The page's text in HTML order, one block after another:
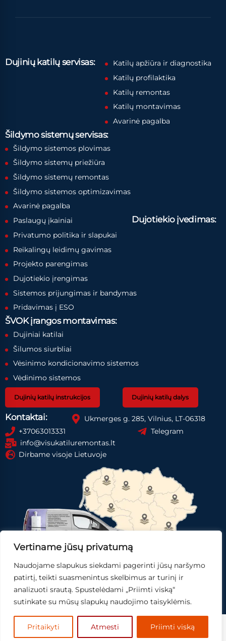
Vertiname jūsų privatumą
Naudojame slapukus siekdami pagerinti jūsų naršymo
patirtį, teikti suasmenintus skelbimus ar turinį ir
analizuoti srautą. Spustelėdami „Priimti viską“
sutinkate su mūsų slapukų naudojimo taisyklėmis.
Pritaikyti Atmesti Priimti viską
Dujinių katilų servisas:
Katilų apžiūra ir diagnostika
Katilų profilaktika
Katilų remontas
Katilų montavimas
Avarinė pagalba
Šildymo sistemų servisas:
Šildymo sistemos plovimas
Šildymo sistemų priežiūra
Šildymo sistemų remontas
Šildymo sistemos optimizavimas
Avarinė pagalba
Paslaugų įkainiai
Privatumo politika ir slapukai
Dujotiekio įvedimas:
Reikalingų leidimų gavimas
Projekto parengimas
Dujotiekio įrengimas
Sistemos prijungimas ir bandymas
Pridavimas į ESO
ŠVOK įrangos montavimas:
Dujiniai katilai
Šilumos siurbliai
Vėsinimo kondicionavimo sistemos
Vėdinimo sistemos
Dujinių katilų instrukcijos Dujinių katilų dalys
Kontaktai:
Ukmerges g. 285, Vilnius, LT-06318
+37063013331
Telegram
info@visukatiluremontas.lt
Dirbame visoje Lietuvoje
Registruotis paslaugai Gauti pasiūlymą
© 2025 Mingo IT, sprendimai.